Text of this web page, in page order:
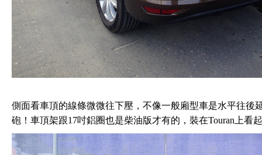
側面看車頂的線條微微往下壓，不像一般廂型車是水平往後
砲！車頂架跟17吋鋁圈也是柴油版才有的，裝在Touran上看